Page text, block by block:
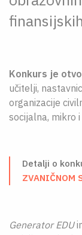
Konkurs je
učitelji,
organizacije
socijalna, mikro
Detalji o
ZVANIČNOM
Generator EDU